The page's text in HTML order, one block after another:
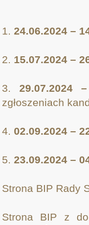
1. 24.06.2024 –
2. 15.07.2024 –
3.29.07.2024
zgłoszeniach
4. 02.09.2024 –
5. 23.09.2024 –
Strona BIP Rady
Strona BIP z